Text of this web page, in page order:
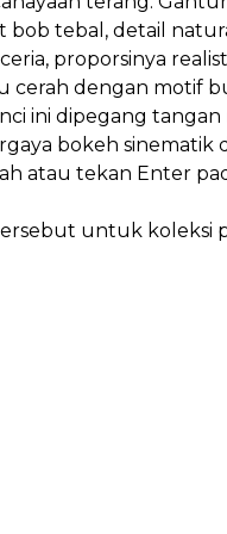
tebal, detail
proporsinya
dengan motif
ini dipegang
bokeh sinematik
atau tekan Enter
untuk koleksi